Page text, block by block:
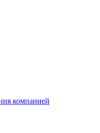
компанией